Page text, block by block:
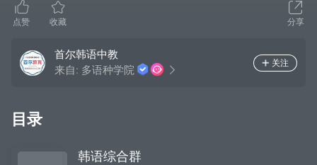
点赞 收藏 分享
首尔韩语中教
来自: 多语种学院
关注
目录
韩语综合群